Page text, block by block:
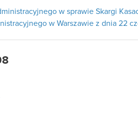
w sprawie Skargi
w Warszawie z dnia 22